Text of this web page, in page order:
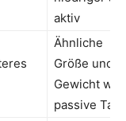
aktiv
Ähnliche
Größe und
Gewicht wie
passive Tags